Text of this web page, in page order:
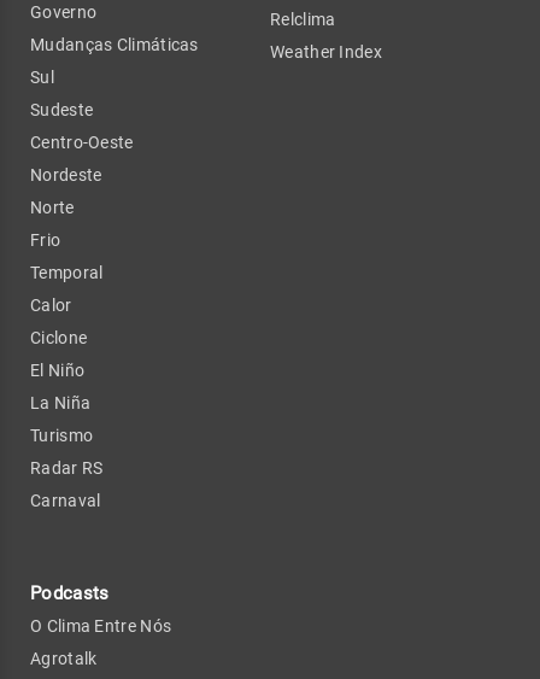
Governo
Mudanças Climáticas
Sul
Sudeste
Centro-Oeste
Nordeste
Norte
Frio
Temporal
Calor
Ciclone
El Niño
La Niña
Turismo
Radar RS
Carnaval
Podcasts
O Clima Entre Nós
Agrotalk
Relclima
Weather Index